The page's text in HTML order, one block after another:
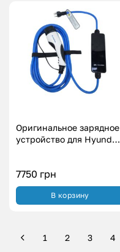
Оригинальное зарядное
устройство для Hyundai
7750 грн
В корзину
1 2 3 4